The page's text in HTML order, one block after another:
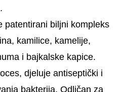
patentirani biljni kompleks
kamilice, kamelije,
i bajkalske kapice.
djeluje antiseptički i
bakterija. Odličan za